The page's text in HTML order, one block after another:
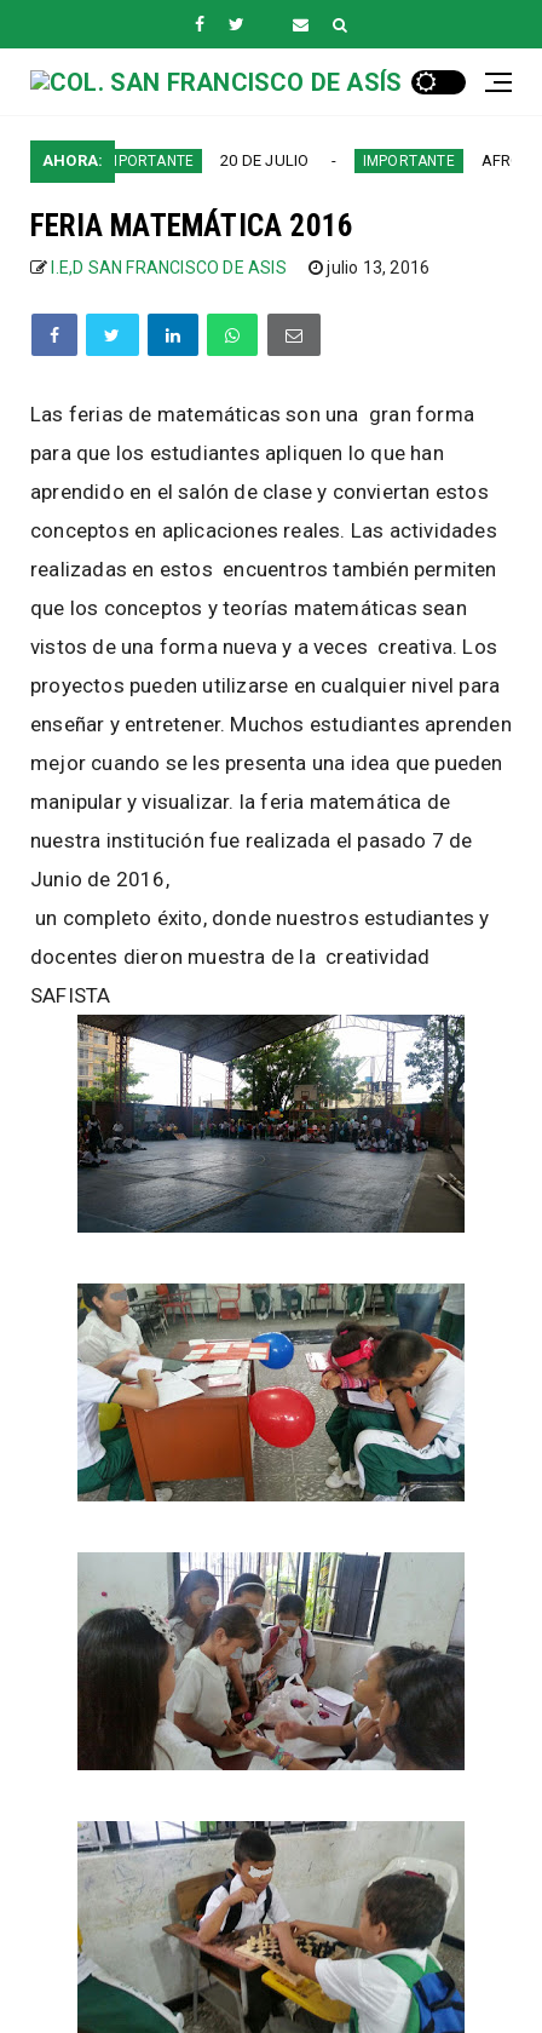
AHORA:
IMPORTANTE 20 DE JULIO IMPORTANTE
FERIA MATEMÁTICA 2016
I.E,D SAN FRANCISCO DE ASIS julio 13, 2016
Las ferias de matemáticas son una gran forma
para que los estudiantes apliquen lo que han
aprendido en el salón de clase y conviertan estos
conceptos en aplicaciones reales. Las actividades
realizadas en estos encuentros también permiten
que los conceptos y teorías matemáticas sean
vistos de una forma nueva y a veces creativa. Los
proyectos pueden utilizarse en cualquier nivel para
enseñar y entretener. Muchos estudiantes aprenden
mejor cuando se les presenta una idea que pueden
manipular y visualizar. la feria matemática de
nuestra institución fue realizada el pasado 7 de
Junio de 2016,
un completo éxito, donde nuestros estudiantes y
docentes dieron muestra de la creatividad
SAFISTA